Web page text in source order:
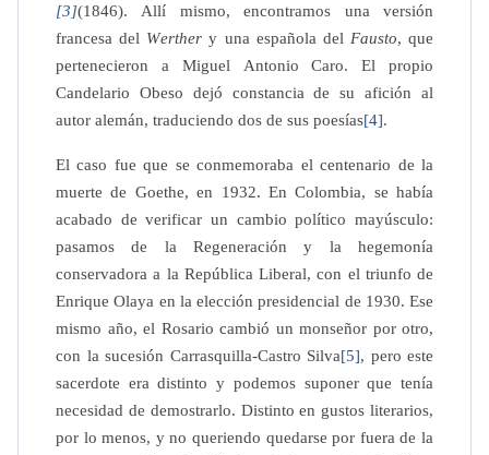
[3](1846). Allí mismo, encontramos una versión
francesa del Werther y una española del Fausto, que
pertenecieron a Miguel Antonio Caro. El propio
Candelario Obeso dejó constancia de su afición al
autor alemán, traduciendo dos de sus poesías[4].
El caso fue que se conmemoraba el centenario de la
muerte de Goethe, en 1932. En Colombia, se había
acabado de verificar un cambio político mayúsculo:
pasamos de la Regeneración y la hegemonía
conservadora a la República Liberal, con el triunfo de
Enrique Olaya en la elección presidencial de 1930. Ese
mismo año, el Rosario cambió un monseñor por otro,
con la sucesión Carrasquilla-Castro Silva[5], pero este
sacerdote era distinto y podemos suponer que tenía
necesidad de demostrarlo. Distinto en gustos literarios,
por lo menos, y no queriendo quedarse por fuera de la